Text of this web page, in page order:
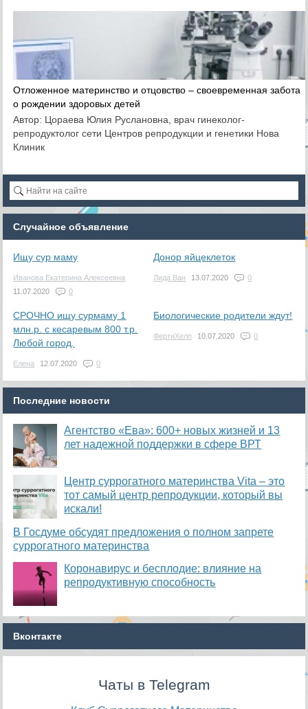
Отложенное материнство и отцовство – своевременная забота
о рождении здоровых детей
Автор: Цораева Юлия Руслановна, врач гинеколог-
репродуктолог сети Центров репродукции и генетики Нова
Клиник
Случайное объявление
Ищу сур маму
Иванова Екатерина Алексеевна
11.07.2020
0
Донор яйцеклеток
Лида Ван 13.07.2020 0
СРОЧНО ищу сурмаму 1
млн.р. с кесаревым 800 т.р.
Любой город.
Елена 12.07.2020 0
Биологические родители ждут!
ФертиХелп 10.07.2020 0
Последние новости
Агентство «Ева»: 600+ новых жизней и 13
лет надежной поддержки в сфере ВРТ
​Центр суррогатного материнства Vita – это
тот самый центр репродукции, который вы
искали!
В Госдуме обсудят предложения о полном запрете
суррогатного материнства
Коронавирус и бесплодие: влияние на
репродуктивную способность
Вконтакте
Чаты в Telegram